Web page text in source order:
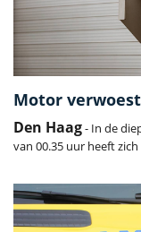
Motor
Den Haag- In de
van 00.35 uur heeft